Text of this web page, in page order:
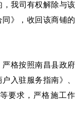
我司有权解除与该
》，收回该商铺的
格按照南昌县政府
入驻服务指南》、
要求，严格施工作